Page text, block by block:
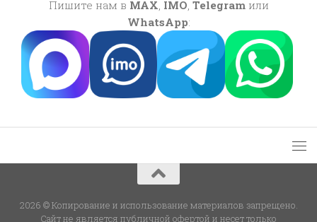
Пишите нам в MAX, IMO, Telegramили
WhatsApp:
2026 © Копирование и использование материалов запрещено.
Сайт не является публичной офертой и несет только